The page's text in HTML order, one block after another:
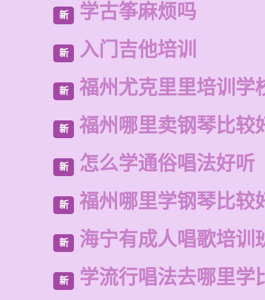
新 学古筝麻烦吗
新 入门吉他培训
新 福州尤克里里培训学
新 福州哪里卖钢琴比较
新 怎么学通俗唱法好听
新 福州哪里学钢琴比较
新 海宁有成人唱歌培训
新 学流行唱法去哪里学